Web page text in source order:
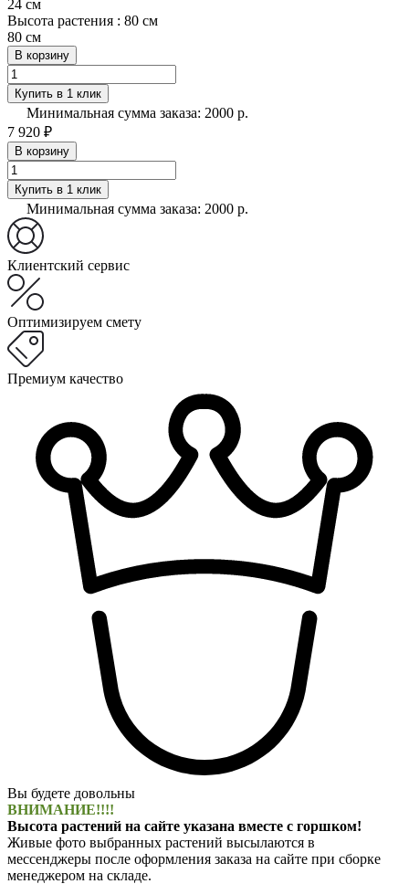
24 см
Высота растения : 80 см
80 см
В корзину
Купить в 1 клик
Минимальная сумма заказа: 2000 р.
7 920 ₽
В корзину
Купить в 1 клик
Минимальная сумма заказа: 2000 р.
Клиентский сервис
Оптимизируем смету
Премиум качество
Вы будете довольны
ВНИМАНИЕ!!!!
Высота растений на сайте указана вместе с горшком!
Живые фото выбранных растений высылаются в
мессенджеры после оформления заказа на сайте при сборке
менеджером на складе.